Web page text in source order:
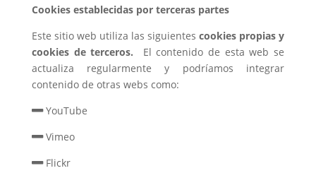
Cookies establecidas por terceras partes
Este sitio web utiliza las siguientescookies propias y
cookies de terceros. El contenido de esta web se
actualiza regularmente y podríamos integrar
contenido de otras webs como:
YouTube
Vimeo
Flickr